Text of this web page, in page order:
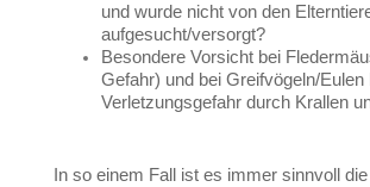
und wurde nicht von den
aufgesucht/versorgt?
Besondere Vorsicht bei
Gefahr) und bei Greifvögeln/Eulen
Verletzungsgefahr durch Krallen
In so einem Fall ist es immer sinnvoll